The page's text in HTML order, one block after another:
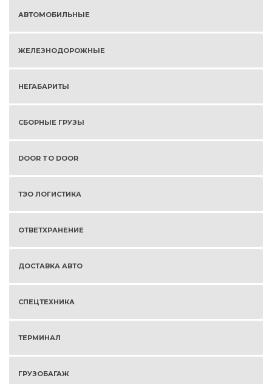
АВТОМОБИЛЬНЫЕ
ЖЕЛЕЗНОДОРОЖНЫЕ
НЕГАБАРИТЫ
СБОРНЫЕ ГРУЗЫ
DOOR TO DOOR
ТЭО ЛОГИСТИКА
ОТВЕТХРАНЕНИЕ
ДОСТАВКА АВТО
СПЕЦТЕХНИКА
ТЕРМИНАЛ
ГРУЗОБАГАЖ